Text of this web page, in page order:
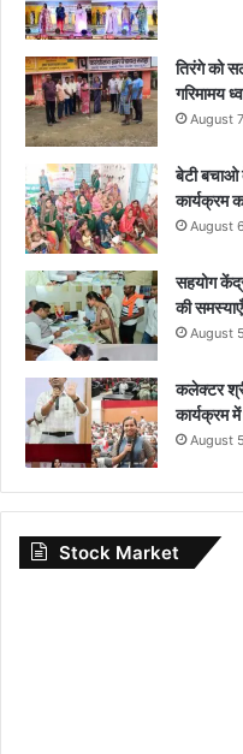
तिरंगे को
गरिमामय
August
बेटी बचाओ
कार्यक्रम
August
सहयोग
की समस्याएँ
August
कलेक्टर
कार्यक्रम
August
Stock Market